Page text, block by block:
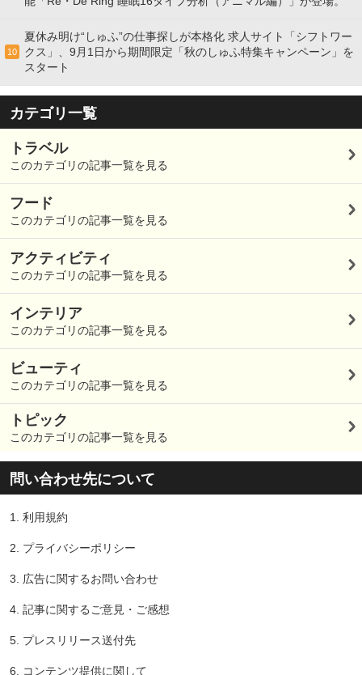
10
夏休み明け“しゅふ”の仕事探しが本格化 求人サイト「シフトワー
クス」、9月1日から期間限定「秋のしゅふ特集キャンペーン」を
スタート
カテゴリ一覧
トラベル
このカテゴリの記事一覧を見る
フード
このカテゴリの記事一覧を見る
アクティビティ
このカテゴリの記事一覧を見る
インテリア
このカテゴリの記事一覧を見る
ビューティ
このカテゴリの記事一覧を見る
トピック
このカテゴリの記事一覧を見る
問い合わせ先について
1. 利用規約
2. プライバシーポリシー
3. 広告に関するお問い合わせ
4. 記事に関するご意見・ご感想
5. プレスリリース送付先
6. コンテンツ提供に関して